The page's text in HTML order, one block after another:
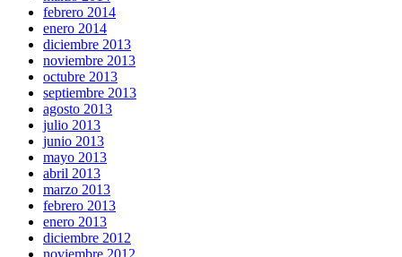
febrero 2014
enero 2014
diciembre 2013
noviembre 2013
octubre 2013
septiembre 2013
agosto 2013
julio 2013
junio 2013
mayo 2013
abril 2013
marzo 2013
febrero 2013
enero 2013
diciembre 2012